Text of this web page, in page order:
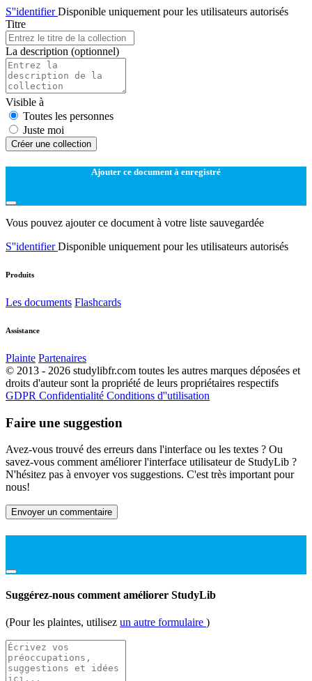
S''identifierDisponible uniquement pour les utilisateurs autorisés
Titre
La description (optionnel)
Visible à
Toutes les personnes
Juste moi
Créer une collection
Ajouter ce document à enregistré
Vous pouvez ajouter ce document à votre liste sauvegardée
S''identifierDisponible uniquement pour les utilisateurs autorisés
Produits
Les documents Flashcards
Assistance
Plainte Partenaires
© 2013 - 2026 studylibfr.com toutes les autres marques déposées et
droits d'auteur sont la propriété de leurs propriétaires respectifs
GDPR Confidentialité Conditions d''utilisation
Faire une suggestion
Avez-vous trouvé des erreurs dans l'interface ou les textes ? Ou
savez-vous comment améliorer l'interface utilisateur de StudyLib ?
N'hésitez pas à envoyer vos suggestions. C'est très important pour
nous!
Envoyer un commentaire
Suggérez-nous comment améliorer StudyLib
(Pour les plaintes, utilisez un autre formulaire )